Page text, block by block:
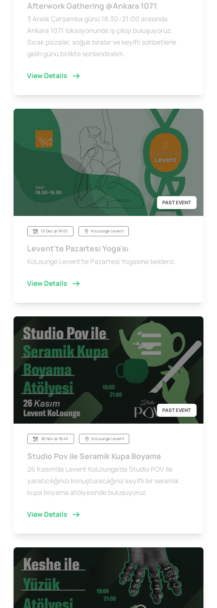
Afterwork Gathering @Ankara 1071
3 Aralık Çarşamba günü 18:30–21:00 arasında
Ankara 1071 lokasyonunda iş çıkışı buluşuyoruz.
Sıcak pizzalar, soğuk biralar ve keyifli sohbetlerle
gelin günü birlikte sonlandıralım.
View Details
PAST EVENT
01 Dec @ 18:00 KoLounge Levent
Levent'te Pazartesi Yoga'sı
KoLounge Levent'te Pazartesi Yogasına bekleriz.
View Details
PAST EVENT
26 Nov @ 18:45 KoLounge Levent
Studio Pov ile Seramik Kupa Boyama
26 Kasım’da Levent KoLounge’da Studio POV ile
yaratıcılığınızı konuşturacağınız keyifli bir seramik
kupa boyama atölyesinde buluşuyoruz.
View Details